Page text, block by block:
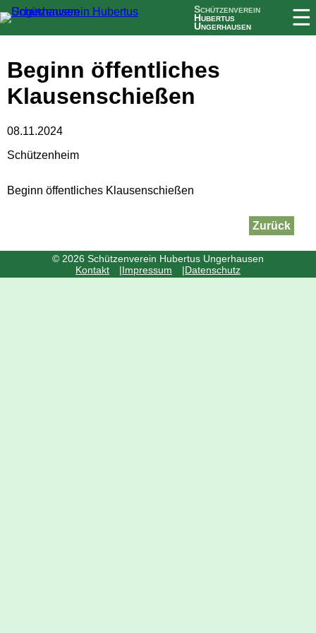
Schützenverein
Hubertus
Ungerhausen ☰
Beginn öffentliches
Klausenschießen
08.11.2024
Schützenheim
Beginn öffentliches Klausenschießen
Zurück
© 2026 Schützenverein Hubertus Ungerhausen
Navigation
überspringen
Kontakt Impressum Datenschutz